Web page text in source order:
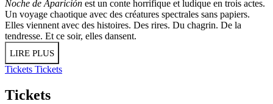
Noche de Aparición est un conte horrifique et ludique en trois actes.
Un voyage chaotique avec des créatures spectrales sans papiers.
Elles viennent avec des histoires. Des rires. Du chagrin. De la
tendresse. Et ce soir, elles dansent.
LIRE PLUS
Tickets Tickets
Tickets